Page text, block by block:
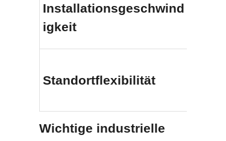
Installationsgeschwind
igkeit
Standortflexibilität
Wichtige industrielle